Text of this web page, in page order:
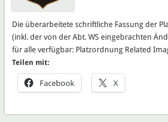
Die überarbeitete schriftliche Fassung der
(inkl. der von der Abt. WS eingebrachten
für alle verfügbar: Platzordnung Related
Teilen mit:
Facebook X